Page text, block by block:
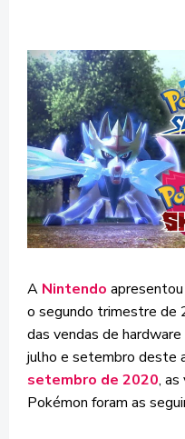
A Nintendo
o segundo trimestre de
das vendas de
julho e setembro deste
setembro de 2020,
Pokémon foram as